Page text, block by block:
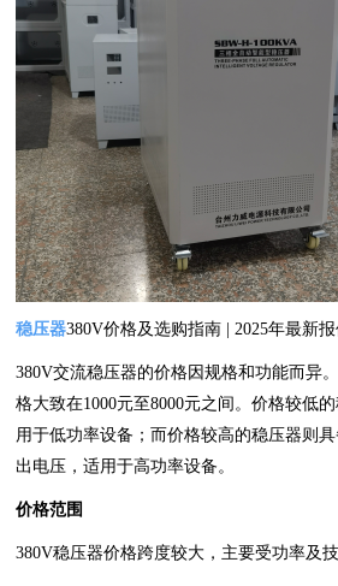
稳压器380V价格及选购指南 | 2025年最新
380V交流稳压器的价格因规格和功能而异
格大致在1000元至8000元之间。价格较低
用于低功率设备；而价格较高的稳压器则
出电压，适用于高功率设备。
价格范围‌
380V稳压器价格跨度较大，主要受功率及